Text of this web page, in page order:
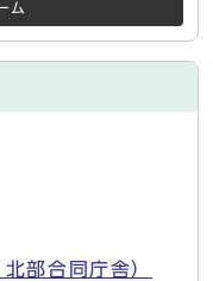
ム
部合同庁舎）